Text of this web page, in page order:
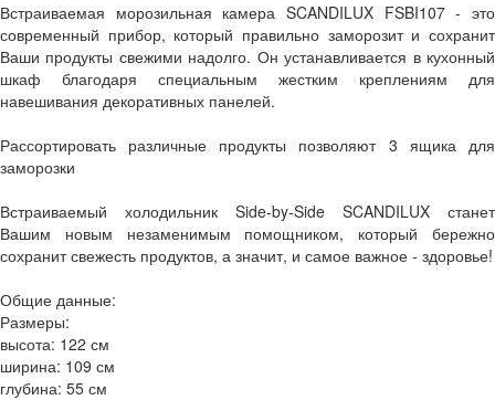
Встраиваемая морозильная камера SCANDILUX FSBI107 - это
современный прибор, который правильно заморозит и сохранит
Ваши продукты свежими надолго. Он устанавливается в кухонный
шкаф благодаря специальным жестким креплениям для
навешивания декоративных панелей.
Рассортировать различные продукты позволяют 3 ящика для
заморозки
Встраиваемый холодильник Side-by-Side SCANDILUX станет
Вашим новым незаменимым помощником, который бережно
сохранит свежесть продуктов, а значит, и самое важное - здоровье!
Общие данные:
Размеры:
высота: 122 см
ширина: 109 см
глубина: 55 см